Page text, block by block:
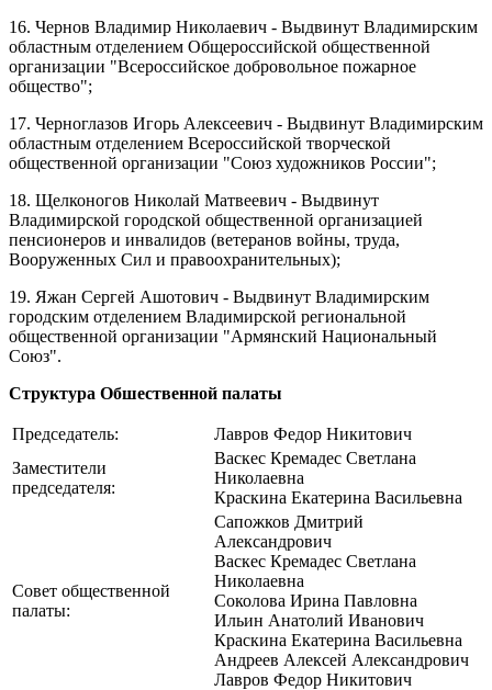
16. Чернов Владимир Николаевич - Выдвинут Владимирским
областным отделением Общероссийской общественной
организации "Всероссийское добровольное пожарное
общество";
17. Черноглазов Игорь Алексеевич - Выдвинут Владимирским
областным отделением Всероссийской творческой
общественной организации "Союз художников России";
18. Щелконогов Николай Матвеевич - Выдвинут
Владимирской городской общественной организацией
пенсионеров и инвалидов (ветеранов войны, труда,
Вооруженных Сил и правоохранительных);
19. Яжан Сергей Ашотович - Выдвинут Владимирским
городским отделением Владимирской региональной
общественной организации "Армянский Национальный
Союз".
Структура Обшественной палаты
Председатель:
Лавров Федор Никитович
Заместители
председателя:
Васкес Кремадес Светлана
Николаевна
Краскина Екатерина Васильевна
Совет общественной
палаты:
Сапожков Дмитрий
Александрович
Васкес Кремадес Светлана
Николаевна
Соколова Ирина Павловна
Ильин Анатолий Иванович
Краскина Екатерина Васильевна
Андреев Алексей Александрович
Лавров Федор Никитович